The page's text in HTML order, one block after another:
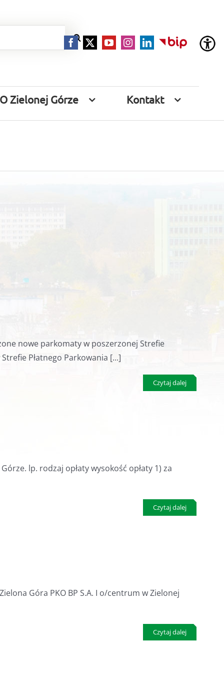
Facebook
X YouTubeInstagramLinkedInBIP
O Zielonej Górze Kontakt
nowe parkomaty w poszerzonej Strefie
Płatnego Parkowania [...]
Czytaj dalej
lp. rodzaj opłaty wysokość opłaty 1) za
Czytaj dalej
Góra PKO BP S.A. I o/centrum w Zielonej
Czytaj dalej